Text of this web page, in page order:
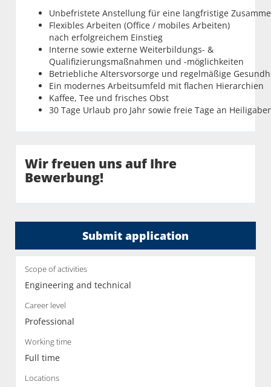
Unbefristete Anstellung für eine langfristige
Flexibles Arbeiten (Office / mobiles Arbeiten)
nach erfolgreichem Einstieg
Interne sowie externe Weiterbildungs- &
Qualifizierungsmaßnahmen und -möglichkeiten
Betriebliche Altersvorsorge und regelmäßige
Ein modernes Arbeitsumfeld mit flachen Hierarchien
Kaffee, Tee und frisches Obst
30 Tage Urlaub pro Jahr sowie freie Tage an
Wir freuen uns auf Ihre
Bewerbung!
Submit application
Scope of activities
Engineering and technical
Career level
Professional
Working time
Full time
Locations